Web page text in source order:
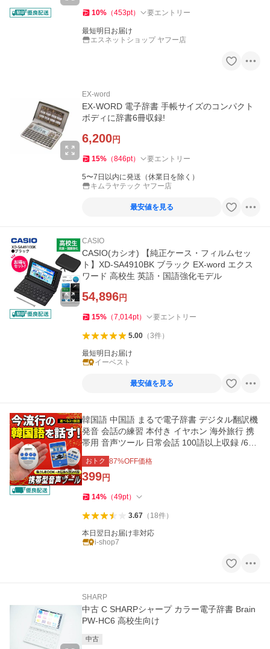
10% （453pt） 要エントリー
最短明日お届け
エスネットショップ ヤフー店
EX-word
EX-WORD 電子辞書 手帳サイズのコンパクト
ボディに辞書6冊収録!
6,200円
15% （846pt） 要エントリー
5〜7日以内に発送（休業日を除く）
キムラヤテック ヤフー店
最安値を見る
CASIO
CASIO(カシオ) 【純正ケース・フィルムセッ
ト】XD-SA4910BK ブラック EX-word エクス
ワード 高校生 英語・国語強化モデル
54,896円
15% （7,014pt） 要エントリー
5.00（3件）
最短明日お届け
イーベスト
最安値を見る
韓国語 中国語 まるで電子辞書 デジタル翻訳機
発音 会話の練習 本付き イヤホン 海外旅行 携
帯用 音声ツール 日常会話 100語以上収録 /60N
◇ おしゃべり
おトク 87%OFF価格
399円
14% （49pt）
3.67（ 18件）
本日翌日お届け非対応
i-shop7
SHARP
中古 C SHARPシャープ カラー電子辞書 Brain
PW-HC6 高校生向け
中古